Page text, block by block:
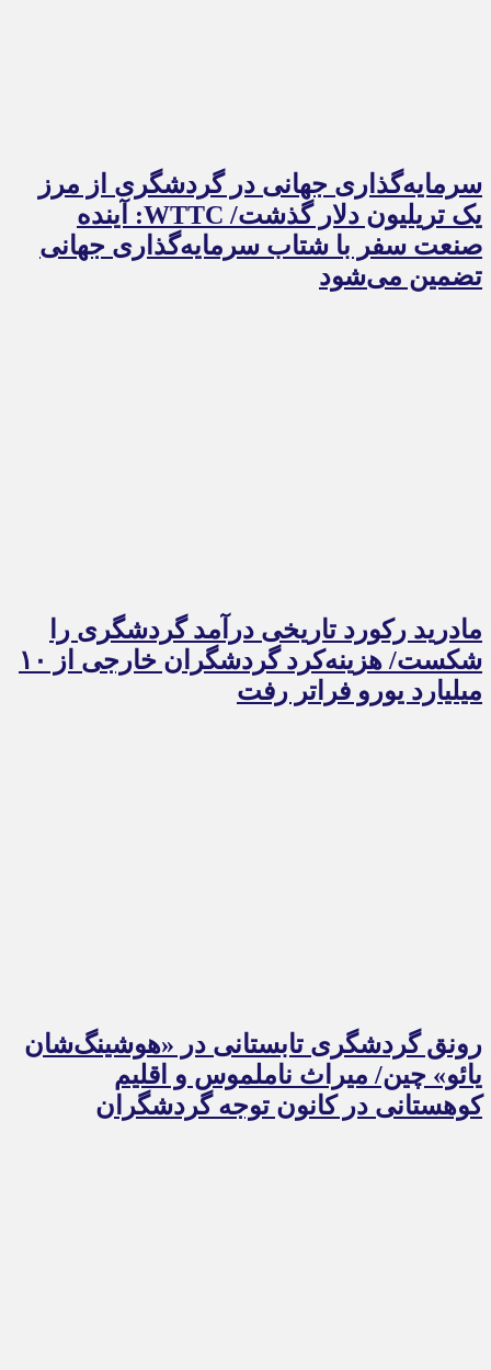
سرمایه‌گذاری جهانی در گردشگری از مرز
یک تریلیون دلار گذشت/ WTTC: آینده
صنعت سفر با شتاب سرمایه‌گذاری جهانی
تضمین می‌شود
مادرید رکورد تاریخی درآمد گردشگری را
شکست/ هزینه‌کرد گردشگران خارجی از ۱۰
میلیارد یورو فراتر رفت
رونق گردشگری تابستانی در «هوشینگ‌شان
یائو» چین/ میراث ناملموس و اقلیم
کوهستانی در کانون توجه گردشگران